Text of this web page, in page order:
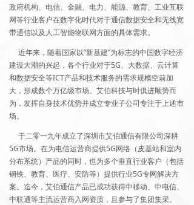
政府机构、电信、金融、电力、能源、教育、工业互联
网等行业客户在数字化时代对于通信数据安全和无线宽
带通信以及人工智能物联网方面的具体需求。
近年来，随着国家以“新基建”为标志的中国数字经济
建设大潮的兴起，各个行业对于5G、大数据、云计算
和数据安全等ICT产品和技术服务的需求规模空前加
大，形成数个万亿级市场。艾伯科技与时俱进顺势而
为，发挥自身技术优势并成立专业子公司专注于上述市
场。
于二零一九年成立了深圳市艾伯通信有限公司深耕
5G市场。在为电信运营商提供5G网络（皮基站和室内
分布系统）产品的同时，也为多个垂直行业客户（包括
钢铁、教育、医疗、安防等）提供行业5G专网解决方
案。迄今，艾伯通信产品已成功获得中移动、中电信、
中联通等主流运营商入网资质，且参与了集团集采。